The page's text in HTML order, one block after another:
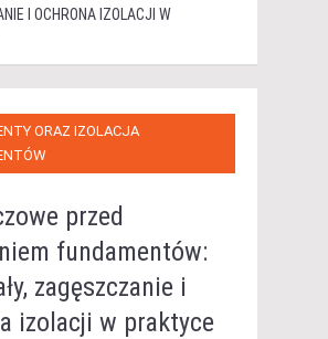
I OCHRONA IZOLACJI W
ORAZ IZOLACJA
przed
fundamentów:
zagęszczanie i
izolacji w praktyce